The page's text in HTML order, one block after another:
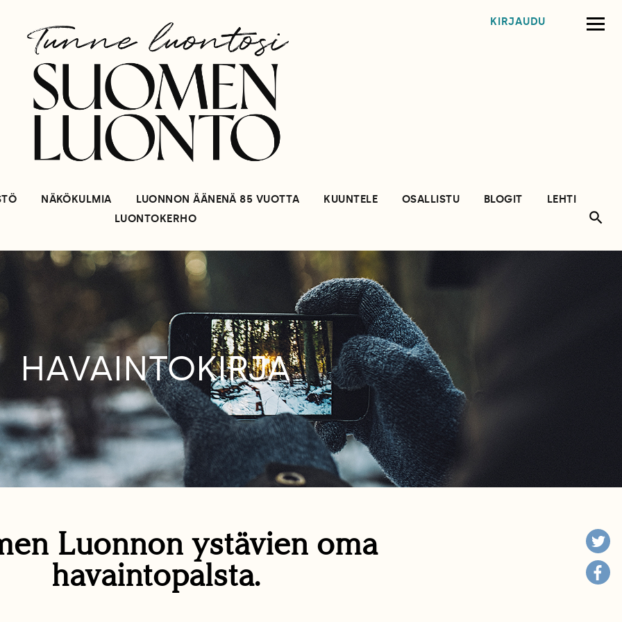
KIRJAUDU
NÄKÖKULMIA LUONNON ÄÄNENÄ 85 VUOTTA KUUNTELE OSALLISTU BLOGIT
LEHTI
LUONTOKERHO
HAVAINTOKIRJA
Luonnon ystävien oma
havaintopalsta.